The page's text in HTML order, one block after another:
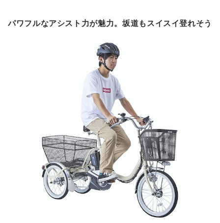
パワフルなアシスト力が魅力。坂道もスイスイ登れそう